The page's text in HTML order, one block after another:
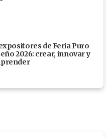
de Feria Puro
2026: crear, innovar y